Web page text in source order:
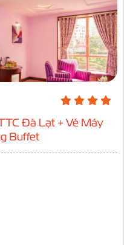
Đà Lạt + Vé Máy
Buffet